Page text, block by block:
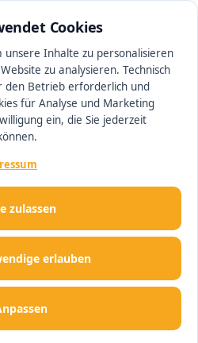
Cookies
Inhalte zu personalisieren
zu analysieren. Technisch
den Betrieb erforderlich und
für Analyse und Marketing
ein, die Sie jederzeit
erlauben
zulassen